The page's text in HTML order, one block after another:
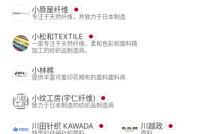
小原屋纤维
专注于天然纤维，并致力于日本制造
小松和TEXTILE
一家专注于天然纤维、柔和色彩和面料精
加工的纺织品制造商。
小林棉
提供丰富可爱印花棉布的面料面料商
小纹工房(宇仁纤维)
致力于日本制造的纺织品制造商
川田针织 KAWADA 川越政